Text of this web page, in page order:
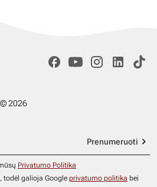
© 2026
Prenumeruoti
Privatumo Politika
todėl galioja Google privatumo politika bei